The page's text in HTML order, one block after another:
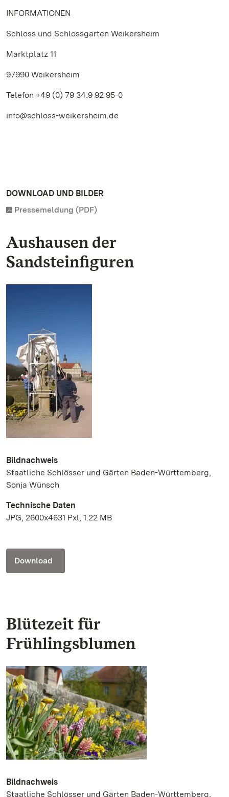
INFORMATIONEN
Schloss und Schlossgarten Weikersheim
Marktplatz 11
97990 Weikersheim
Telefon +49 (0) 79 34.9 92 95-0
info@schloss-weikersheim.de
DOWNLOAD UND BILDER
Pressemeldung (PDF)
Aushausen der
Sandsteinfiguren
Bildnachweis
Staatliche Schlösser und Gärten Baden-Württemberg,
Sonja Wünsch
Technische Daten
JPG, 2600x4631 Pxl, 1.22 MB
Download
Blütezeit für
Frühlingsblumen
Bildnachweis
Staatliche Schlösser und Gärten Baden-Württemberg,